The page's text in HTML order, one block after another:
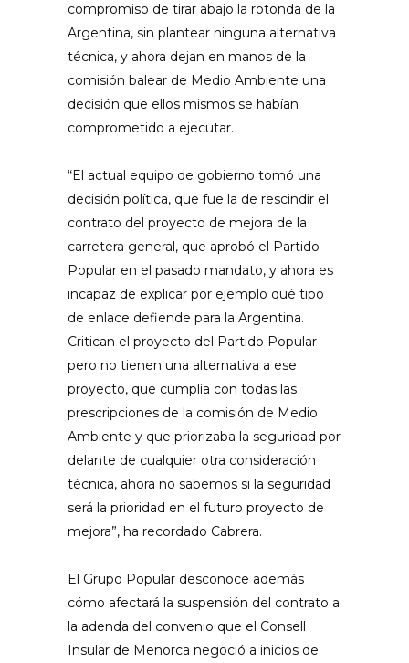
compromiso de tirar abajo la rotonda de la
Argentina, sin plantear ninguna alternativa
técnica, y ahora dejan en manos de la
comisión balear de Medio Ambiente una
decisión que ellos mismos se habían
comprometido a ejecutar.
“El actual equipo de gobierno tomó una
decisión política, que fue la de rescindir el
contrato del proyecto de mejora de la
carretera general, que aprobó el Partido
Popular en el pasado mandato, y ahora es
incapaz de explicar por ejemplo qué tipo
de enlace defiende para la Argentina.
Critican el proyecto del Partido Popular
pero no tienen una alternativa a ese
proyecto, que cumplía con todas las
prescripciones de la comisión de Medio
Ambiente y que priorizaba la seguridad por
delante de cualquier otra consideración
técnica, ahora no sabemos si la seguridad
será la prioridad en el futuro proyecto de
mejora”, ha recordado Cabrera.
El Grupo Popular desconoce además
cómo afectará la suspensión del contrato a
la adenda del convenio que el Consell
Insular de Menorca negoció a inicios de